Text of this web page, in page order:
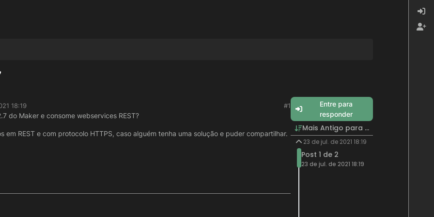
18:19 #1
do Maker e consome webservices REST?
em REST e com protocolo HTTPS, caso alguém tenha uma solução e puder compartilhar.
Entre para
responder
Mais Antigo para Mais Recente
23 de jul. de 2021 18:19
Post 1 de 2
23 de jul. de 2021 18:19